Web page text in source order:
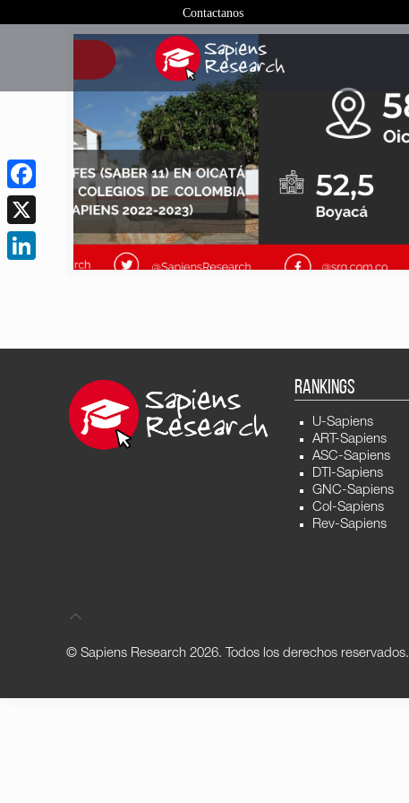
Contactanos
RANKINGS
U-Sapiens
ART-Sapiens
ASC-Sapiens
DTI-Sapiens
GNC-Sapiens
Col-Sapiens
Rev-Sapiens
© Sapiens Research2026. Todos los derechos reservados.
Facebook
X